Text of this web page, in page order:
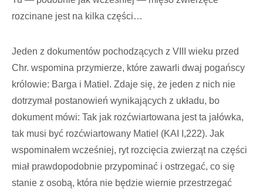
rozcinane jest na kilka części…
Jeden z dokumentów pochodzących z VIII wieku przed
Chr. wspomina przymierze, które zawarli dwaj pogańscy
królowie: Barga i Matiel. Zdaje się, że jeden z nich nie
dotrzymał postanowień wynikających z układu, bo
dokument mówi: Tak jak rozćwiartowana jest ta jałówka,
tak musi być rozćwiartowany Matiel (KAI I,222). Jak
wspominałem wcześniej, ryt rozcięcia zwierząt na części
miał prawdopodobnie przypominać i ostrzegać, co się
stanie z osobą, która nie będzie wiernie przestrzegać